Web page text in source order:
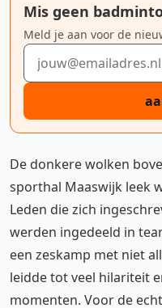
Mis geen
Meld je aan voor de
E-mailadres
De donkere wolken
sporthal Maaswijk leek
Leden die zich
werden ingedeeld in
een zeskamp met niet
leidde tot veel hilariteit
momenten. Voor de